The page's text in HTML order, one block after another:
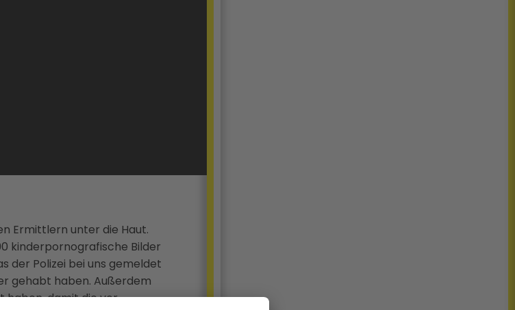
Ermittlern unter die Haut.
kinderpornografische Bilder
der Polizei bei uns gemeldet
gehabt haben. Außerdem
haben, damit die vor